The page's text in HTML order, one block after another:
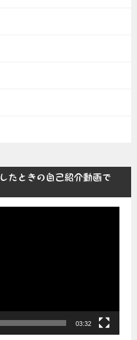
たときの自己紹介動画で
03:32